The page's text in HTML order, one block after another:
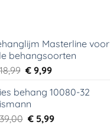
Masterline voor
behangsoorten
Oorspronkelijke
was:
€ 18,99.
€ 9,99Huidige
is:
behang 10080-32
Oorspronkelijke
€ 5,99Huidige